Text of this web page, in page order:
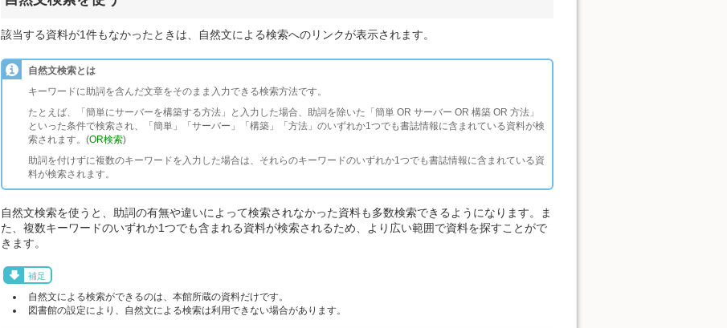
該当する資料が1件もなかったときは、自然文による検索へのリンクが表示されます。
自然文検索とは
キーワードに助詞を含んだ文章をそのまま入力できる検索方法です。
たとえば、「簡単にサーバーを構築する方法」と入力した場合、助詞を除いた「簡単 OR サーバー OR 構築 OR 方法」
といった条件で検索され、「簡単」「サーバー」「構築」「方法」のいずれか1つでも書誌情報に含まれている資料が検
索されます。(OR検索)
助詞を付けずに複数のキーワードを入力した場合は、それらのキーワードのいずれか1つでも書誌情報に含まれている資
料が検索されます。
自然文検索を使うと、助詞の有無や違いによって検索されなかった資料も多数検索できるようになります。ま
た、複数キーワードのいずれか1つでも含まれる資料が検索されるため、より広い範囲で資料を探すことがで
きます。
補足
自然文による検索ができるのは、本館所蔵の資料だけです。
図書館の設定により、自然文による検索は利用できない場合があります。